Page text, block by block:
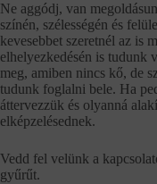
Ne aggódj, van
színén, szélességén és
kevesebbet szeretnél az is
elhelyezkedésén is tudunk
meg, amiben nincs kő, de
tudunk foglalni bele. Ha
áttervezzük és olyanná
elképzelésednek.
Vedd fel velünk a
gyűrűt.